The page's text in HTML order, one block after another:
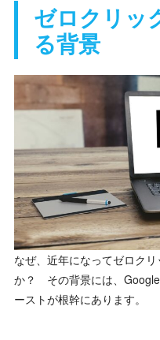
ゼロクリッ
る背景
なぜ、近年になってゼロク
か？ その背景には、
ーストが根幹にあります。